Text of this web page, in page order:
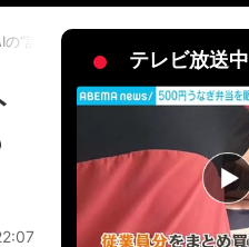
“誤った使い方”に専門家が警鐘
テレビ放送中